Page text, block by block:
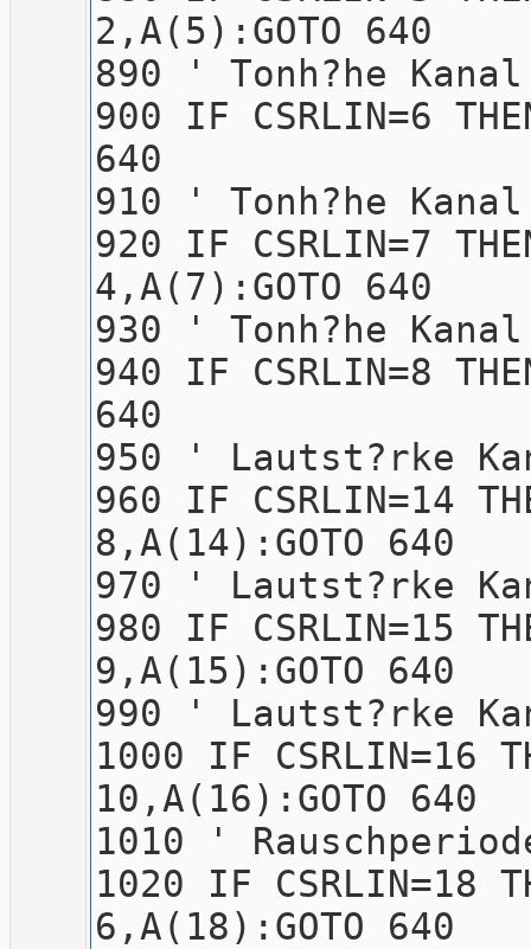
2,A(5):GOTO 640
890 '
900 IF CSRLIN=6
640
910 '
920 IF CSRLIN=7
4,A(7):GOTO 640
930 '
940 IF CSRLIN=8
640
950 '
960 IF CSRLIN=14
8,A(14):GOTO 640
970 '
980 IF CSRLIN=15
9,A(15):GOTO 640
990 '
1000 IF CSRLIN=16
10,A(16):GOTO 640
1010 '
1020 IF CSRLIN=18
6,A(18):GOTO 640